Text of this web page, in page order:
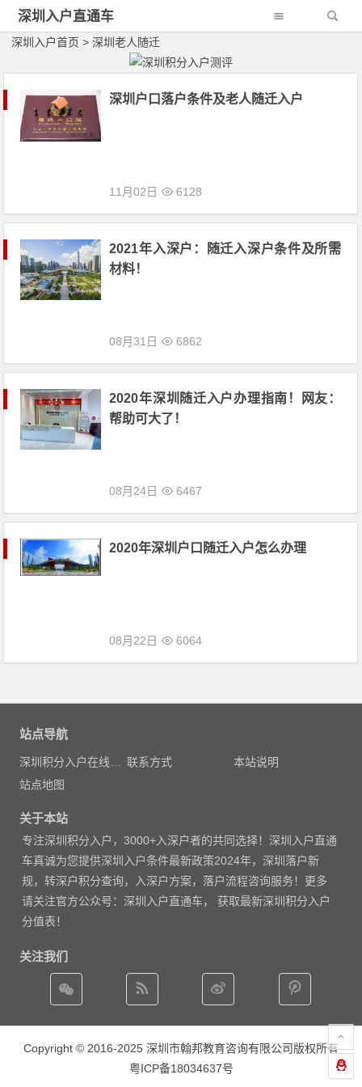
深圳入户直通车
深圳入户首页 > 深圳老人随迁
深圳户口落户条件及老人随迁入户
11月02日 6128
2021年入深户：随迁入深户条件及所需
材料！
08月31日 6862
2020年深圳随迁入户办理指南！网友：
帮助可大了！
08月24日 6467
2020年深圳户口随迁入户怎么办理
08月22日 6064
站点导航
联系方式
本站说明
站点地图
关于本站
专注深圳积分入户 ，3000+入深户者的共同选择！深圳入户直通
车真诚为您提供深圳入户条件最新政策2024年，深圳落户新
规，转深户积分查询，入深户方案，落户流程咨询服务！更多
请关注官方公众号：深圳入户直通车， 获取最新深圳积分入户
分值表！
关注我们
Copyright © 2016-2025 深圳市翰邦教育咨询有限公司版权所有
粤ICP备18034637号